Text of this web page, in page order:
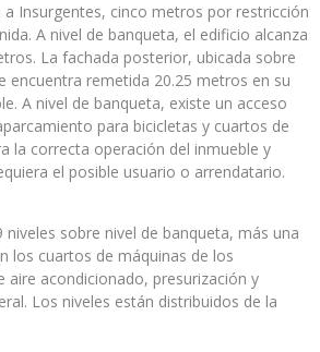
a Insurgentes, cinco metros por restricción
A nivel de banqueta, el edificio alcanza
La fachada posterior, ubicada sobre
encuentra remetida 20.25 metros en su
A nivel de banqueta, existe un acceso
para bicicletas y cuartos de
la correcta operación del inmueble y
el posible usuario o arrendatario.
niveles sobre nivel de banqueta, más una
los cuartos de máquinas de los
aire acondicionado, presurización y
Los niveles están distribuidos de la